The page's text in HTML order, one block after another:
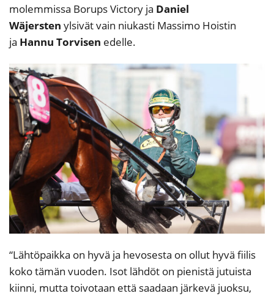
molemmissa Borups Victory ja Daniel
Wäjersten ylsivät vain niukasti Massimo Hoistin
ja Hannu Torvisen edelle.
“Lähtöpaikka on hyvä ja hevosesta on ollut hyvä fiilis
koko tämän vuoden. Isot lähdöt on pienistä jutuista
kiinni, mutta toivotaan että saadaan järkevä juoksu,